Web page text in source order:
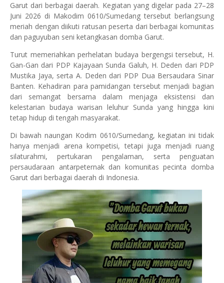
Garut dari berbagai daerah. Kegiatan yang digelar pada 27–28
Juni 2026 di Makodim 0610/Sumedang tersebut berlangsung
meriah dengan diikuti ratusan peserta dari berbagai komunitas
dan paguyuban seni ketangkasan domba Garut.
Turut memeriahkan perhelatan budaya bergengsi tersebut, H.
Gan-Gan dari PDP Kajayaan Sunda Galuh, H. Deden dari PDP
Mustika Jaya, serta A. Deden dari PDP Dua Bersaudara Sinar
Banten. Kehadiran para pamidangan tersebut menjadi bagian
dari semangat bersama dalam menjaga eksistensi dan
kelestarian budaya warisan leluhur Sunda yang hingga kini
tetap hidup di tengah masyarakat.
Di bawah naungan Kodim 0610/Sumedang, kegiatan ini tidak
hanya menjadi arena kompetisi, tetapi juga menjadi ruang
silaturahmi, pertukaran pengalaman, serta penguatan
persaudaraan antarpeternak dan komunitas pecinta domba
Garut dari berbagai daerah di Indonesia.